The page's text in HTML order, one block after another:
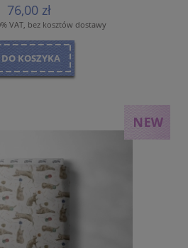
76,00 zł
VAT, bez kosztów dostawy
DO KOSZYKA